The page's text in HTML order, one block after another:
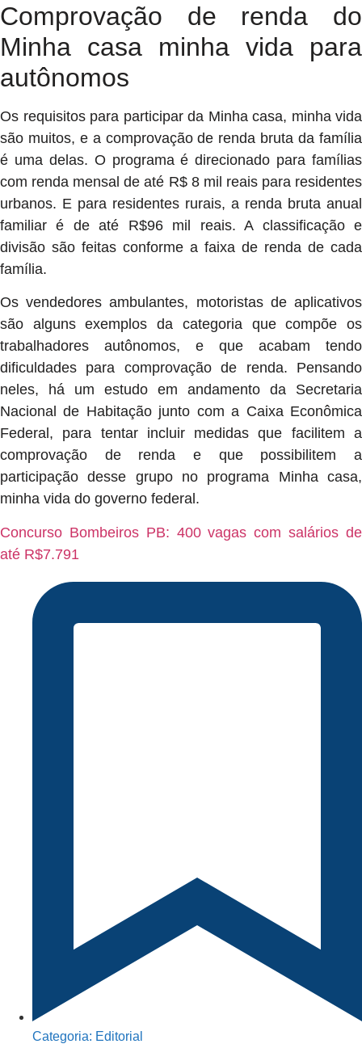
Comprovação de renda do
Minha casa minha vida para
autônomos
Os requisitos para participar da Minha casa, minha vida
são muitos, e a comprovação de renda bruta da família
é uma delas. O programa é direcionado para famílias
com renda mensal de até R$ 8 mil reais para residentes
urbanos. E para residentes rurais, a renda bruta anual
familiar é de até R$96 mil reais. A classificação e
divisão são feitas conforme a faixa de renda de cada
família.
Os vendedores ambulantes, motoristas de aplicativos
são alguns exemplos da categoria que compõe os
trabalhadores autônomos, e que acabam tendo
dificuldades para comprovação de renda. Pensando
neles, há um estudo em andamento da Secretaria
Nacional de Habitação junto com a Caixa Econômica
Federal, para tentar incluir medidas que facilitem a
comprovação de renda e que possibilitem a
participação desse grupo no programa Minha casa,
minha vida do governo federal.
Concurso Bombeiros PB: 400 vagas com salários de
até R$7.791
Categoria: Editorial